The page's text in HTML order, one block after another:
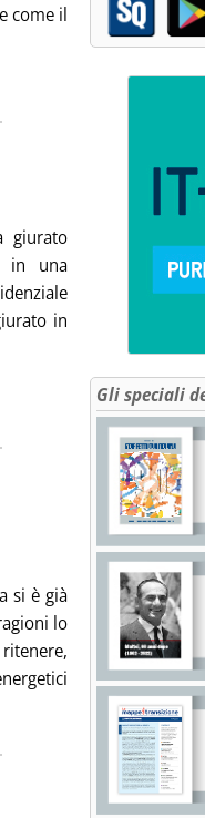
come il
'Gas, Bruxelles:
giurato
in una
in
'India, il giuramento
dei giornali
si è già
lo
tutta la notizia: 'Ue e
Gli speciali